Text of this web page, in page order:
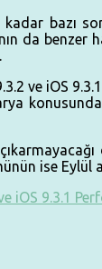
kadar bazı
da
ve iOS
ise Eylül
iOS 9.3.1